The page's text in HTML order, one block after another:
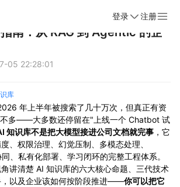
登录 注册
南：从 RAG 到 Agentic 的企
05 22:28:01
库
年上半年被搜索了几十万次，但真正有资
多——大多数还停留在"上线一个 Chatbot 试
知识库不是把大模型接进公司文档就完事 ，它
、权限治理、幻觉压制、多模态处理、
、私有化部署、学习闭环的完整工程体系。
讲清楚 AI 知识库的六大核心命题、三代技术
，以及企业该如何按阶段推进——你可以把它